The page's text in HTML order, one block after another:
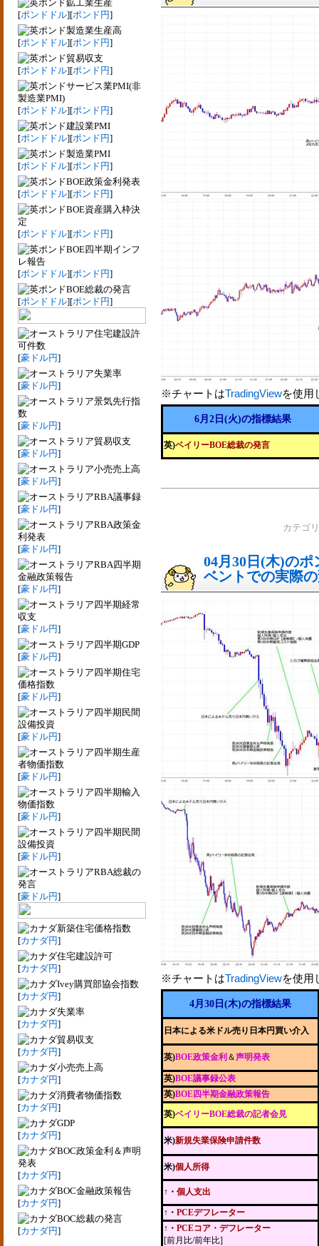
鉱工業生産
[ポンドドル][ポンド円]
製造業生産高
[ポンドドル][ポンド円]
貿易収支
[ポンドドル][ポンド円]
サービス業PMI(非
製造業PMI)
[ポンドドル][ポンド円]
建設業PMI
[ポンドドル][ポンド円]
製造業PMI
[ポンドドル][ポンド円]
BOE政策金利発表
[ポンドドル][ポンド円]
BOE資産購入枠決
定
[ポンドドル][ポンド円]
BOE四半期インフ
レ報告
[ポンドドル][ポンド円]
BOE総裁の発言
[ポンドドル][ポンド円]
住宅建設許
可件数
[豪ドル円]
失業率
[豪ドル円]
景気先行指
数
[豪ドル円]
貿易収支
[豪ドル円]
小売売上高
[豪ドル円]
RBA議事録
[豪ドル円]
RBA政策金
利発表
[豪ドル円]
RBA四半期
金融政策報告
[豪ドル円]
四半期経常
収支
[豪ドル円]
四半期GDP
[豪ドル円]
四半期住宅
価格指数
[豪ドル円]
四半期民間
設備投資
[豪ドル円]
四半期生産
者物価指数
[豪ドル円]
四半期輸入
物価指数
[豪ドル円]
四半期民間
設備投資
[豪ドル円]
RBA総裁の
発言
[豪ドル円]
新築住宅価格指数
[カナダ円]
住宅建設許可
[カナダ円]
Ivey購買部協会指数
[カナダ円]
失業率
[カナダ円]
貿易収支
[カナダ円]
小売売上高
[カナダ円]
消費者物価指数
[カナダ円]
GDP
[カナダ円]
BOC政策金利＆声明
発表
[カナダ円]
BOC金融政策報告
[カナダ円]
BOC総裁の発言
[カナダ円]
※チャートはTradingViewを使用
6月2日(火)の指標結果
英)ベイリーBOE総裁の発言
カテゴ
04月30日(木)の
ベントでの実際
※チャートはTradingViewを使用
4月30日(木)の指標結果
日本による米ドル売り日本円買い介入
英)BOE政策金利 ＆声明発表
英)BOE議事録公表
英)BOE四半期金融政策報告
英)ベイリーBOE総裁の記者会見
米)新規失業保険申請件数
米)個人所得
↑・ 個人支出
↑・ PCEデフレーター
↑・ PCEコア・デフレーター
[前月比/前年比]